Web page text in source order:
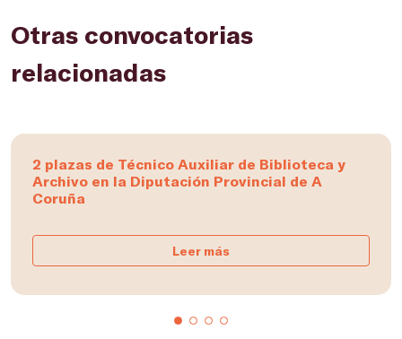
Otras convocatorias
relacionadas
2 plazas de Técnico Auxiliar de Biblioteca y
Archivo en la Diputación Provincial de A
Coruña
Leer más